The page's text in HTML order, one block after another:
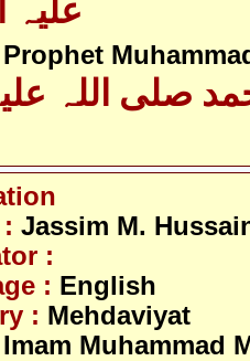
Prophet
صلی اللہ
Jassim M.
:
: English
: Mehdaviyat
Imam Muhammad